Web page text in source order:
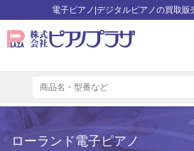
電子ピアノ|デジタルピアノの買取販
ローランド電子ピアノ